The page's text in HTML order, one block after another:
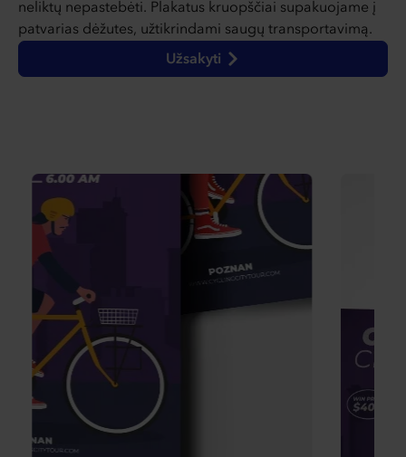
neliktų nepastebėti. Plakatus kruopščiai supakuojame į
patvarias dėžutes, užtikrindami saugų transportavimą.
Užsakyti